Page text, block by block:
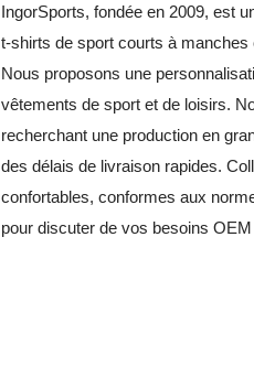
IngorSports, fondée en 2009, est
t-shirts de sport courts à
Nous proposons une
vêtements de sport et de loisirs.
recherchant une production en
des délais de livraison rapides.
confortables, conformes aux
pour discuter de vos besoins OEM